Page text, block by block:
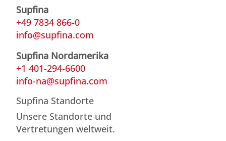
Supfina
+49 7834 866-0
info@supfina.com
Supfina Nordamerika
+1 401-294-6600
info-na@supfina.com
Supfina Standorte
Unsere Standorte und
Vertretungen weltweit.